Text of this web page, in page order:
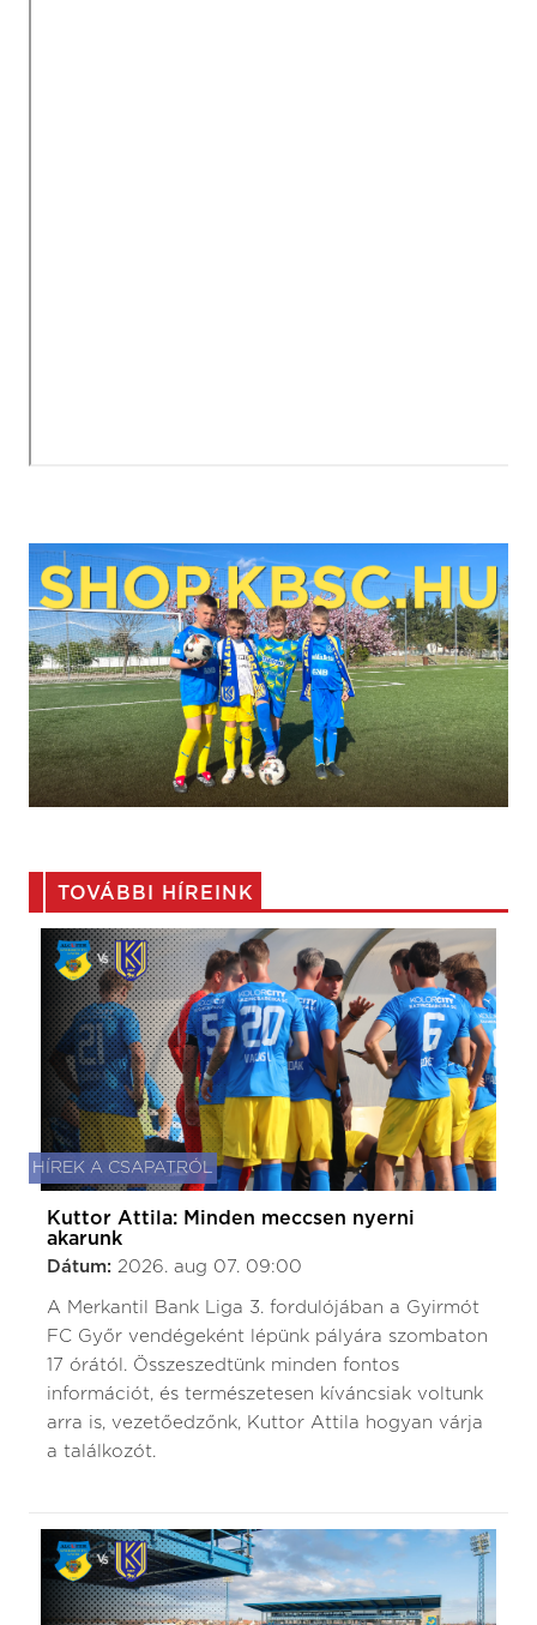
TOVÁBBI HÍREINK
HÍREK A CSAPATRÓL
Kuttor Attila: Minden meccsen nyerni
akarunk
Dátum: 2026. aug 07. 09:00
A Merkantil Bank Liga 3. fordulójában a Gyirmót
FC Győr vendégeként lépünk pályára szombaton
17 órától. Összeszedtünk minden fontos
információt, és természetesen kíváncsiak voltunk
arra is, vezetőedzőnk, Kuttor Attila hogyan várja
a találkozót.